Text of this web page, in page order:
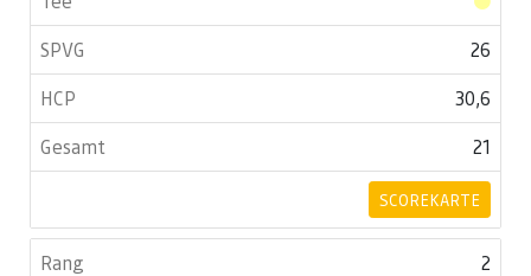
26
30,6
21
SCOREKARTE
2